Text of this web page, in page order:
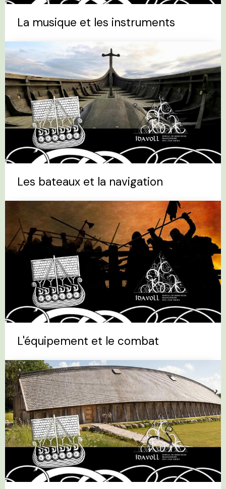
La musique et les instruments
Les bateaux et la navigation
L'équipement et le combat